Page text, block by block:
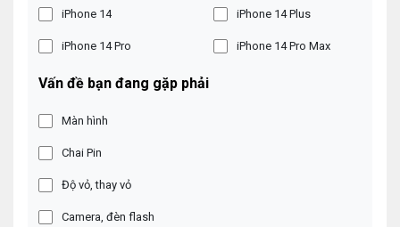
iPhone 14 iPhone 14 Plus
iPhone 14 Pro iPhone 14 Pro Max
Vấn đề bạn đang gặp phải
Màn hình
Chai Pin
Độ vỏ, thay vỏ
Camera, đèn flash